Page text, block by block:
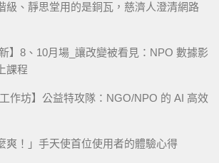
級、靜思堂用的是銅瓦，慈濟人澄清網路
】8、10月場_讓改變被看見：NPO 數據影
課程
作坊】公益特攻隊：NGO/NPO 的 AI 高效
爽！」手天使首位使用者的體驗心得